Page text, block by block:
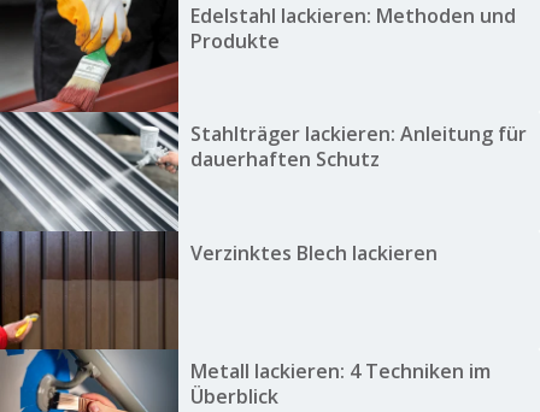
Edelstahl lackieren: Methoden und
Produkte
Stahlträger lackieren: Anleitung für
dauerhaften Schutz
Verzinktes Blech lackieren
Metall lackieren: 4 Techniken im
Überblick